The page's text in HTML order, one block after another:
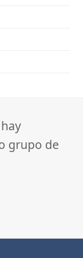
grupo de